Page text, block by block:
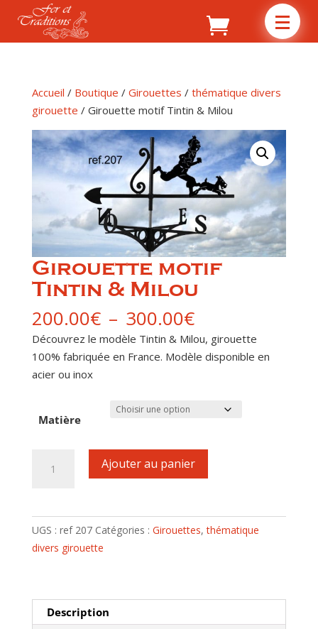
Accueil / Boutique / Girouettes / thématique divers
girouette / Girouette motif Tintin & Milou
Girouette motif
Tintin & Milou
200.00€ – 300.00€Plage
de
prix :
200.00€
300.00€
Découvrez le modèle Tintin & Milou, girouette
100% fabriquée en France. Modèle disponible en
acier ou inox
Matière
Tintin
&
Ajouter au panier
UGS : ref 207 Catégories : Girouettes,thématique
divers girouette
Description